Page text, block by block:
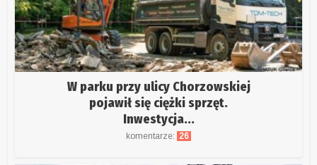
W parku przy ulicy Chorzowskiej
pojawił się ciężki sprzęt.
Inwestycja...
komentarze: 26